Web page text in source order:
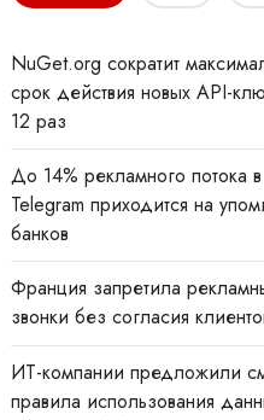
NuGet.org сократит
срок действия новых API-
12 раз
До 14% рекламного потока в
Telegram приходится на
банков
Франция запретила
звонки без согласия
ИТ-компании предложили
правила использования